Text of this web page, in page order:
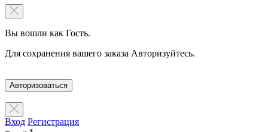
Вы вошли как Гость.
Для сохранения вашего заказа Авторизуйтесь.
Авторизоваться
Вход Регистрация